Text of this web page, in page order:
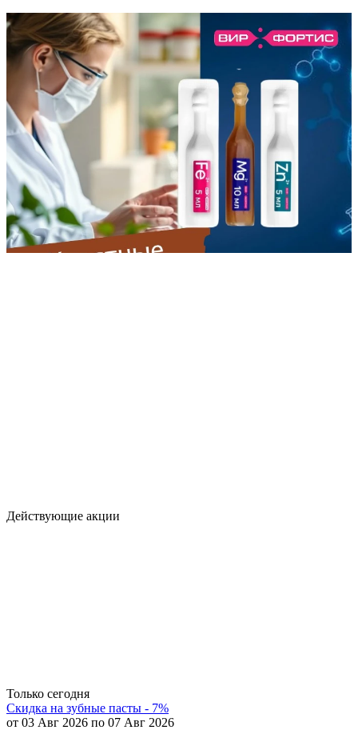
Действующие акции
Только сегодня
Скидка на зубные пасты - 7%
от 03 Авг 2026 по 07 Авг 2026